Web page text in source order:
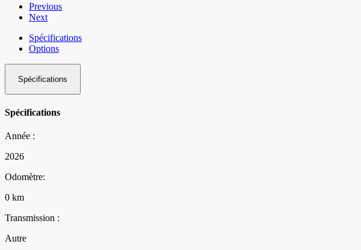
Previous
Next
Spécifications
Options
Spécifications
Spécifications
Année :
2026
Odomètre:
0 km
Transmission :
Autre